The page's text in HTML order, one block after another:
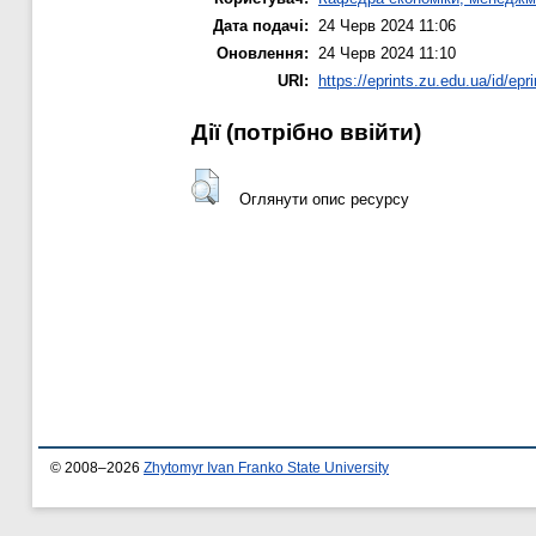
Дата подачі: 24 Черв 2024 11:06
Оновлення: 24 Черв 2024 11:10
URI:
https://eprints.zu.edu.ua/id/
Дії ​​(потрібно ввійти)
Оглянути опис ресурсу
© 2008–2026 Zhytomyr Ivan Franko State University